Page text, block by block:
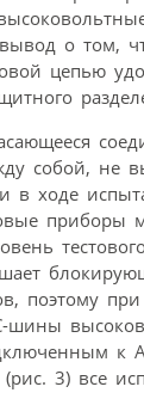
вывод о том,
цепью
собой, не
в ходе
приборы
поэтому
шины
к
3) все